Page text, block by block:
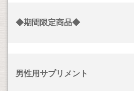
◆期間限定商品◆
男性用サプリメント